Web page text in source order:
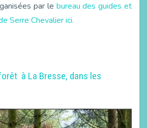
par le bureau des guides et
Serre Chevalier ici.
à La Bresse, dans les